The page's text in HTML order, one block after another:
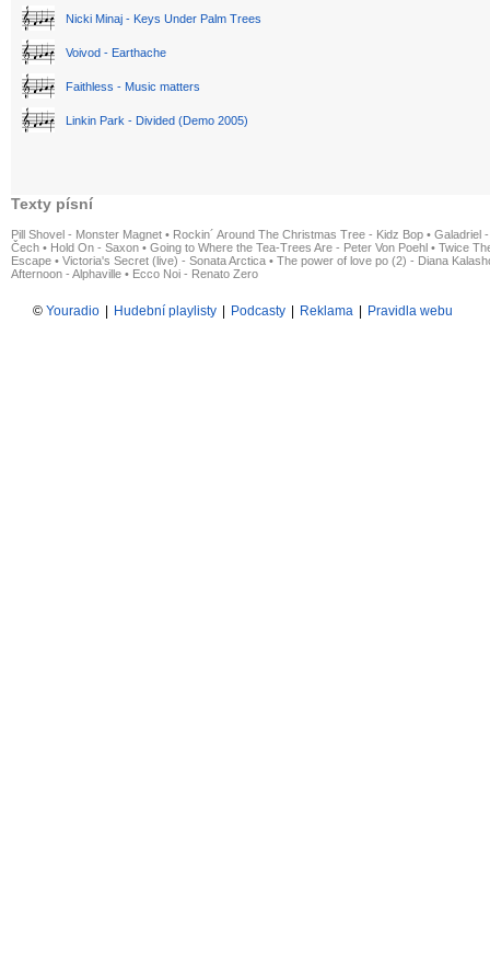
Nicki Minaj - Keys Under Palm Trees
Voivod - Earthache
Faithless - Music matters
Linkin Park - Divided (Demo 2005)
Texty písní
Pill Shovel - Monster Magnet • Rockin´ Around The Christmas Tree - Kidz Bop • Galadriel
Čech • Hold On - Saxon • Going to Where the Tea-Trees Are - Peter Von Poehl • Twice
Escape • Victoria's Secret (live) - Sonata Arctica • The power of love po (2) - Diana
Afternoon - Alphaville • Ecco Noi - Renato Zero
© Youradio Hudební playlisty Podcasty Reklama Pravidla webu